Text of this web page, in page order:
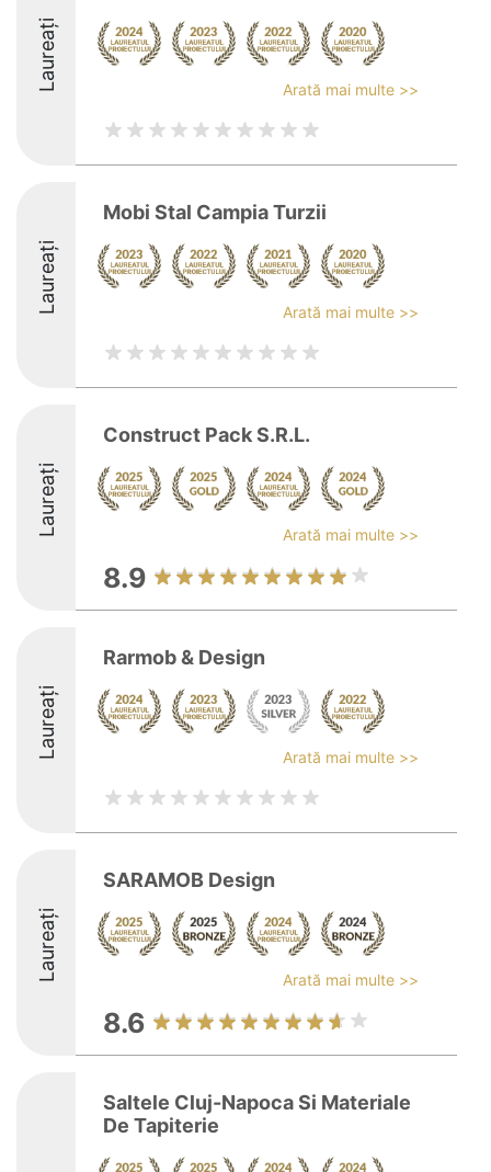
Laureați Arată mai multe >>
Laureați
Mobi Stal Campia Turzii
Arată mai multe >>
Laureați
Construct Pack S.R.L.
Arată mai multe >>
8.9
Laureați
Rarmob & Design
Arată mai multe >>
Laureați
SARAMOB Design
Arată mai multe >>
8.6
Saltele Cluj-Napoca Si Materiale
De Tapiterie